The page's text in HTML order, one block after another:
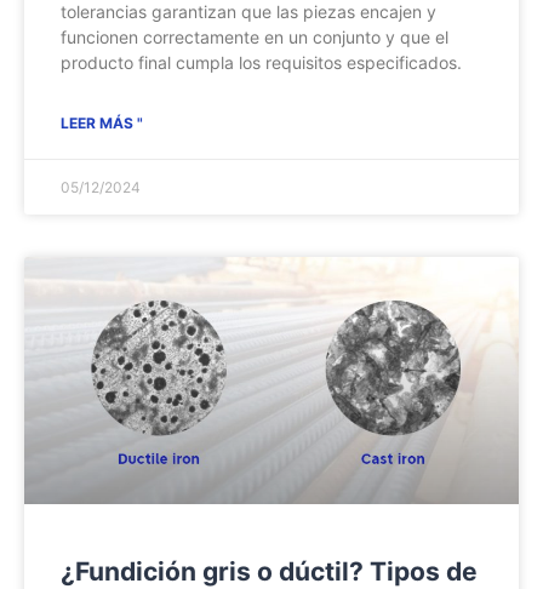
tolerancias garantizan que las piezas encajen y
funcionen correctamente en un conjunto y que el
producto final cumpla los requisitos especificados.
LEER MÁS "
05/12/2024
¿Fundición gris o dúctil? Tipos de